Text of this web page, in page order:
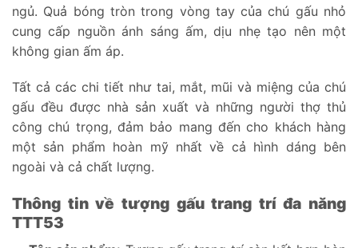
ngủ. Quả bóng tròn trong vòng tay của chú gấu nhỏ
cung cấp nguồn ánh sáng ấm, dịu nhẹ tạo nên một
không gian ấm áp.
Tất cả các chi tiết như tai, mắt, mũi và miệng của chú
gấu đều được nhà sản xuất và những người thợ thủ
công chú trọng, đảm bảo mang đến cho khách hàng
một sản phẩm hoàn mỹ nhất về cả hình dáng bên
ngoài và cả chất lượng.
Thông tin về tượng gấu trang trí đa năng
TTT53